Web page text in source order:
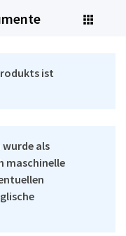
ist
wurde als
maschinelle